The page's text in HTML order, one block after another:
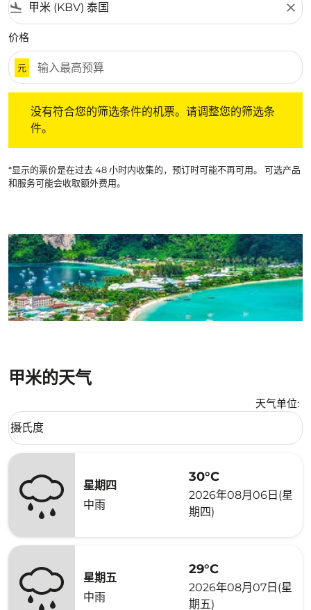
flight_land close
价格
元
没有符合您的筛选条件的机票。请调整您的筛选条
件。
*显示的票价是在过去 48 小时内收集的，预订时可能不再可用。 可选产品
和服务可能会收取额外费用。
甲米的天气
天气单位:
Weather unit option 摄氏度 Selected
摄氏度
keyboard_arrow_down
星期四
中雨
30°C
2026年08月06日(星
期四)
星期五
中雨
29°C
2026年08月07日(星
期五)